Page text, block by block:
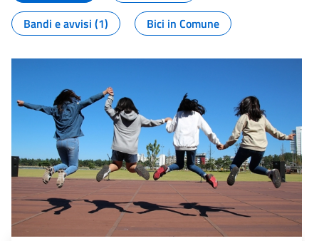
Bandi e avvisi (1)
Bici in Comune